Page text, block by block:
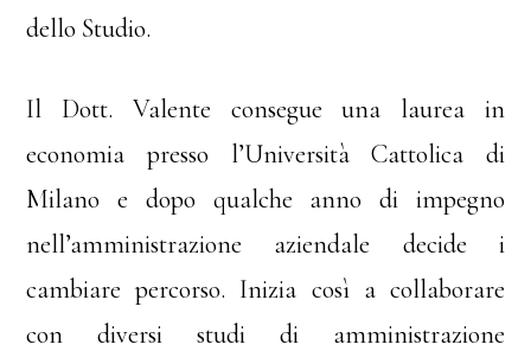
dello Studio.
Il Dott. Valente consegue una laurea in
economia presso l’Università Cattolica di
Milano e dopo qualche anno di impegno
nell’amministrazione aziendale decide i
cambiare percorso. Inizia così a collaborare
con diversi studi di amministrazione